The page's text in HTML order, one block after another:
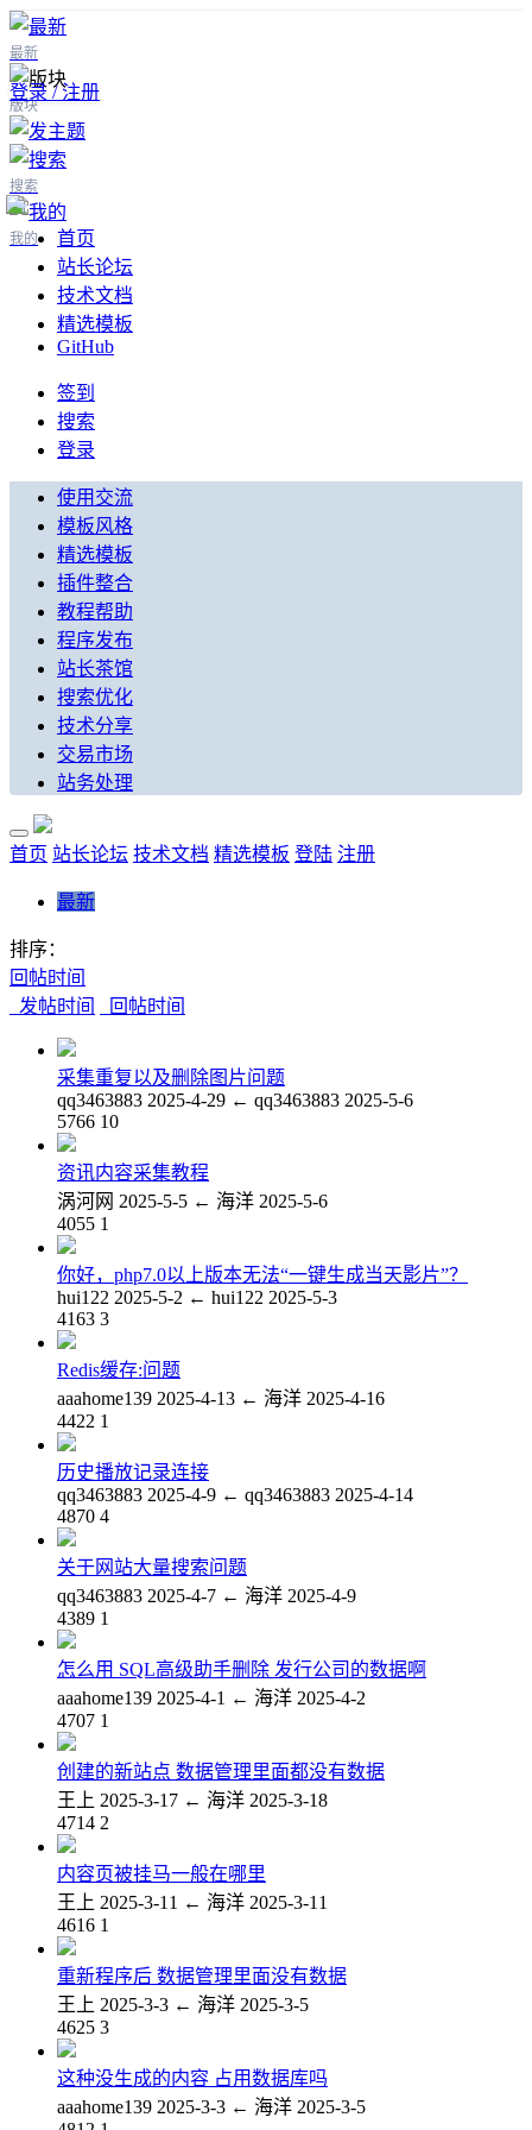
最新
版块
搜索
我的
登录 / 注册
首页
站长论坛
技术文档
精选模板
GitHub
签到
搜索
登录
使用交流
模板风格
精选模板
插件整合
教程帮助
程序发布
站长茶馆
搜索优化
技术分享
交易市场
站务处理
首页 站长论坛 技术文档 精选模板 登陆 注册
最新
排序：
回帖时间
发帖时间
回帖时间
采集重复以及删除图片问题
qq3463883 2025-4-29 ← qq3463883 2025-5-6
5766 10
资讯内容采集教程
涡河网 2025-5-5 ← 海洋 2025-5-6
4055 1
你好，php7.0以上版本无法“一键生成当天影片”？
hui122 2025-5-2 ← hui122 2025-5-3
4163 3
Redis缓存:问题
aaahome139 2025-4-13 ← 海洋 2025-4-16
4422 1
历史播放记录连接
qq3463883 2025-4-9 ← qq3463883 2025-4-14
4870 4
关于网站大量搜索问题
qq3463883 2025-4-7 ← 海洋 2025-4-9
4389 1
怎么用 SQL高级助手删除 发行公司的数据啊
aaahome139 2025-4-1 ← 海洋 2025-4-2
4707 1
创建的新站点 数据管理里面都没有数据
王上 2025-3-17 ← 海洋 2025-3-18
4714 2
内容页被挂马一般在哪里
王上 2025-3-11 ← 海洋 2025-3-11
4616 1
重新程序后 数据管理里面没有数据
王上 2025-3-3 ← 海洋 2025-3-5
4625 3
这种没生成的内容 占用数据库吗
aaahome139 2025-3-3 ← 海洋 2025-3-5